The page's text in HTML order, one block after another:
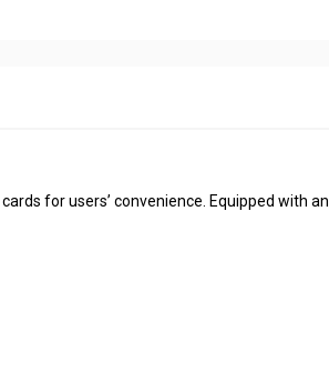
for users’ convenience. Equipped with an